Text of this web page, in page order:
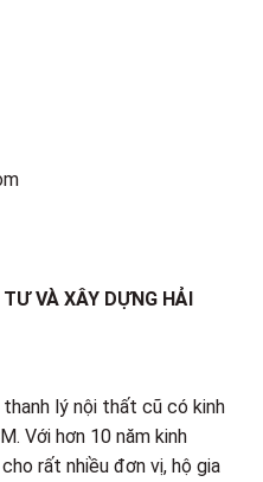
VÀ XÂY DỰNG HẢI
thanh lý nội thất cũ có kinh
Với hơn 10 năm kinh
rất nhiều đơn vị, hộ gia